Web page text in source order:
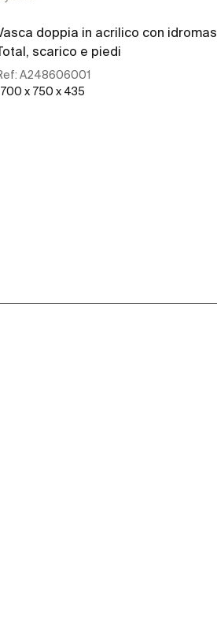
doppia in acrilico con
scarico e piedi
A248606001
x 750 x 435